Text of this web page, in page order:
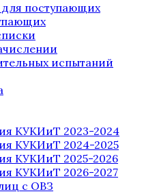
поступающих
испытаний
КУКИиТ 2023-2024
КУКИиТ 2024-2025
КУКИиТ 2025-2026
КУКИиТ 2026-2027
с ОВЗ